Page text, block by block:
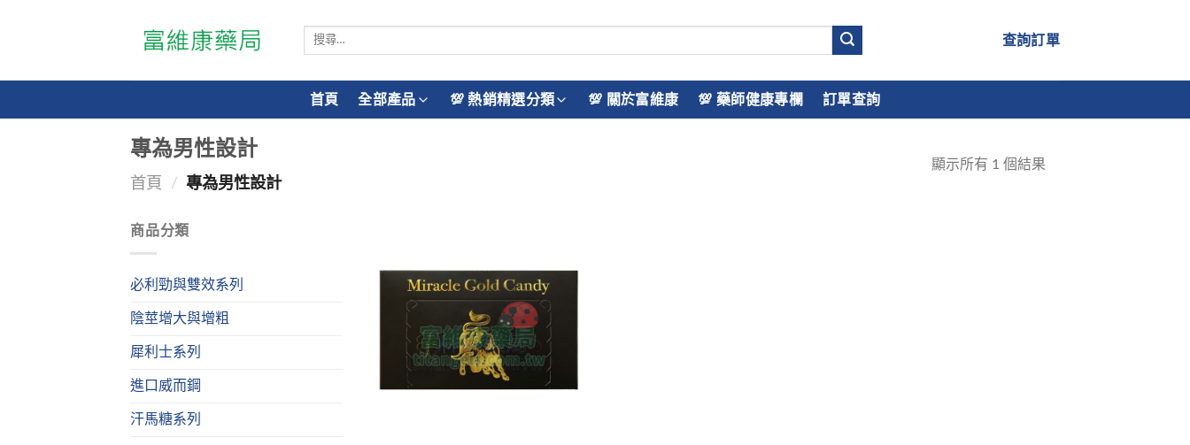
搜
鍵
字:
查詢訂單
首頁 全部產品 💯 熱銷精選分類 💯 關於富維康 💯 藥師健康專欄 訂單查詢
專為男性設計
首頁 / 專為男性設計
顯示所有 1 個結果
商品分類
必利勁與雙效系列
陰莖增大與增粗
犀利士系列
進口威而鋼
汗馬糖系列